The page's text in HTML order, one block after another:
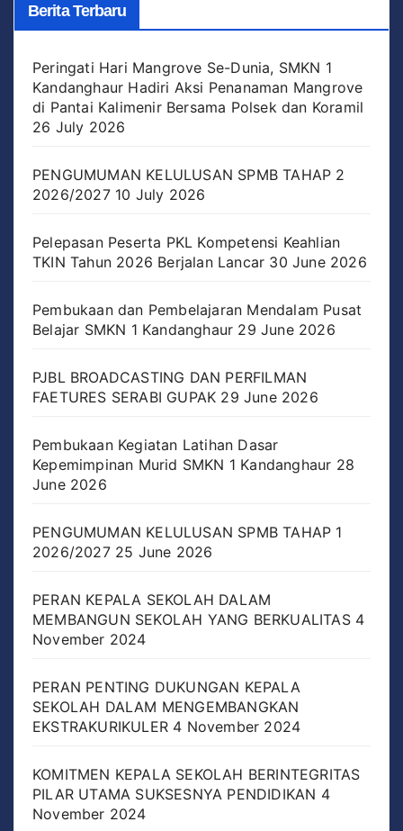
Berita Terbaru
Peringati Hari Mangrove Se-Dunia, SMKN 1
Kandanghaur Hadiri Aksi Penanaman Mangrove
di Pantai Kalimenir Bersama Polsek dan Koramil
26 July 2026
PENGUMUMAN KELULUSAN SPMB TAHAP 2
2026/2027 10 July 2026
Pelepasan Peserta PKL Kompetensi Keahlian
TKIN Tahun 2026 Berjalan Lancar 30 June 2026
Pembukaan dan Pembelajaran Mendalam Pusat
Belajar SMKN 1 Kandanghaur 29 June 2026
PJBL BROADCASTING DAN PERFILMAN
FAETURES SERABI GUPAK 29 June 2026
Pembukaan Kegiatan Latihan Dasar
Kepemimpinan Murid SMKN 1 Kandanghaur 28
June 2026
PENGUMUMAN KELULUSAN SPMB TAHAP 1
2026/2027 25 June 2026
PERAN KEPALA SEKOLAH DALAM
MEMBANGUN SEKOLAH YANG BERKUALITAS 4
November 2024
PERAN PENTING DUKUNGAN KEPALA
SEKOLAH DALAM MENGEMBANGKAN
EKSTRAKURIKULER 4 November 2024
KOMITMEN KEPALA SEKOLAH BERINTEGRITAS
PILAR UTAMA SUKSESNYA PENDIDIKAN 4
November 2024